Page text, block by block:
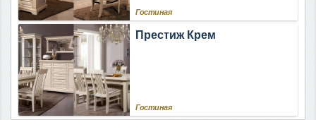
Гостиная
Престиж Крем
Гостиная